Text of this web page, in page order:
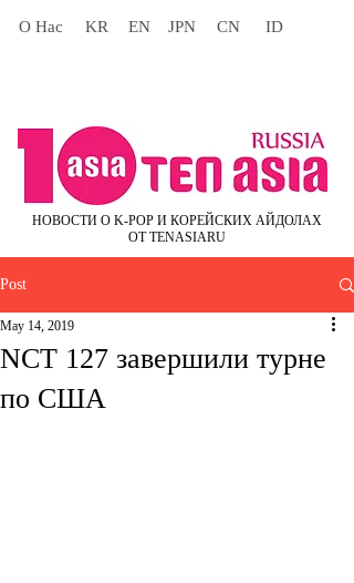
О Нас KR EN JPN CN ID
НОВОСТИ О K-POP И КОРЕЙСКИХ АЙДОЛАХ
ОТ TENASIARU
Post
NCT 127 завершили турне
по США
May 14, 2019